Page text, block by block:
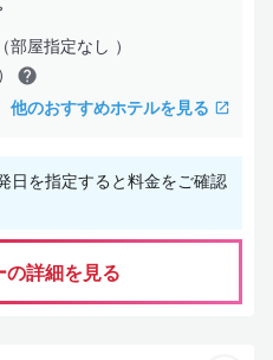
屋指定なし ）
他のおすすめホテルを見る
日を指定すると料金をご確認
の詳細を見る